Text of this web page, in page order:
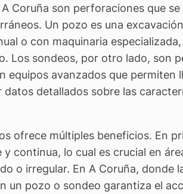
Coruña son perforaciones que
Un pozo es una
o con maquinaria
Los sondeos, por otro lado, son
equipos avanzados que permiten
detallados sobre las
ofrece múltiples beneficios. En
continua, lo cual es crucial en
o irregular. En A Coruña, donde
un pozo o sondeo garantiza el